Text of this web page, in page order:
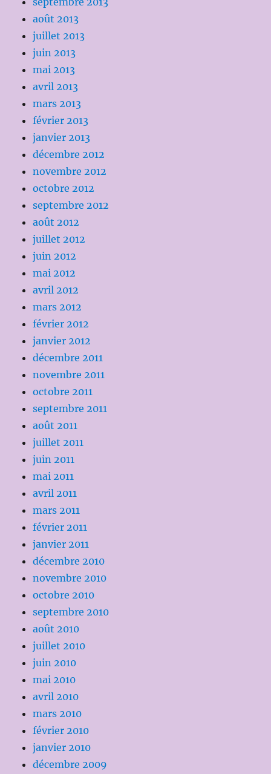
août 2013
juillet 2013
juin 2013
mai 2013
avril 2013
mars 2013
février 2013
janvier 2013
décembre 2012
novembre 2012
octobre 2012
septembre 2012
août 2012
juillet 2012
juin 2012
mai 2012
avril 2012
mars 2012
février 2012
janvier 2012
décembre 2011
novembre 2011
octobre 2011
septembre 2011
août 2011
juillet 2011
juin 2011
mai 2011
avril 2011
mars 2011
février 2011
janvier 2011
décembre 2010
novembre 2010
octobre 2010
septembre 2010
août 2010
juillet 2010
juin 2010
mai 2010
avril 2010
mars 2010
février 2010
janvier 2010
décembre 2009